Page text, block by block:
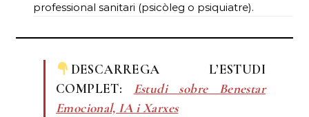
professional sanitari (psicòleg o psiquiatre).
DESCARREGA L’ESTUDI
COMPLET: Estudi sobre Benestar
Emocional, IA i Xarxes